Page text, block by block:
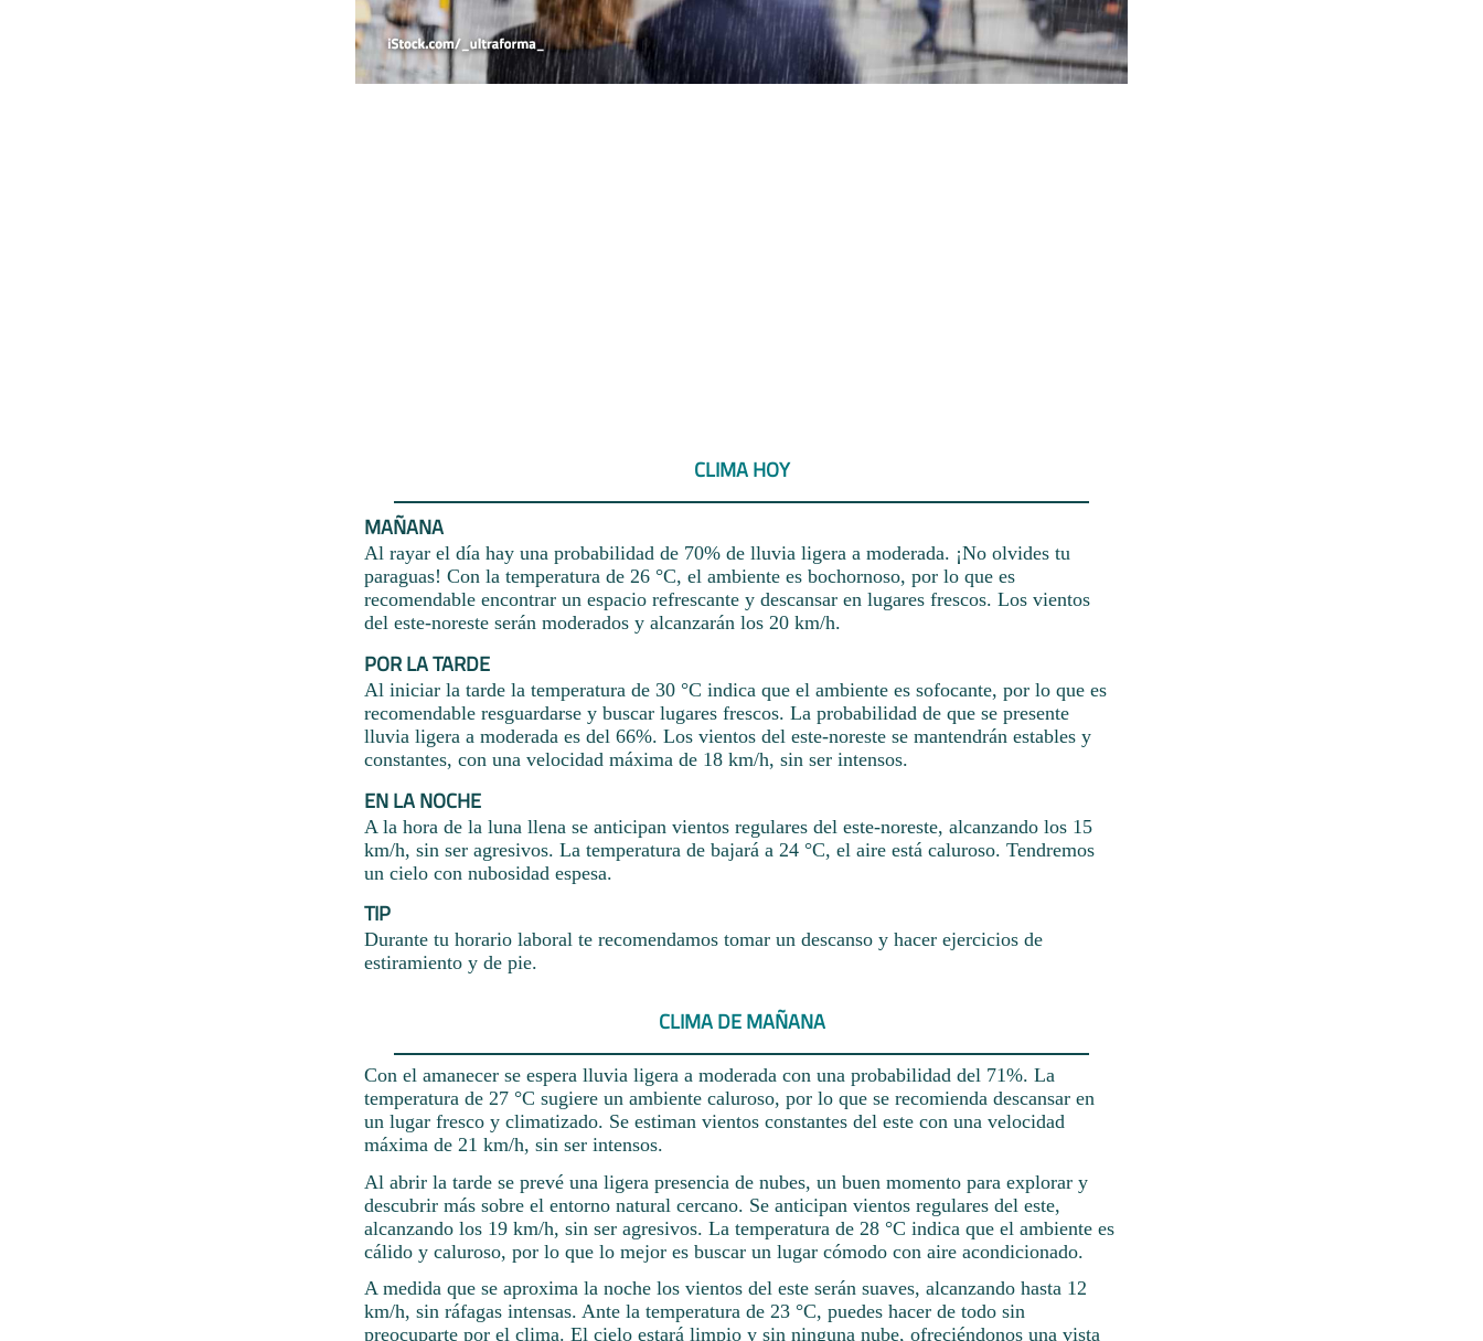
CLIMA HOY
MAÑANA
Al rayar el día hay una probabilidad de 70% de lluvia ligera a moderada. ¡No olvides tu
paraguas! Con la temperatura de 26 °C, el ambiente es bochornoso, por lo que es
recomendable encontrar un espacio refrescante y descansar en lugares frescos. Los vientos
del este-noreste serán moderados y alcanzarán los 20 km/h.
POR LA TARDE
Al iniciar la tarde la temperatura de 30 °C indica que el ambiente es sofocante, por lo que es
recomendable resguardarse y buscar lugares frescos. La probabilidad de que se presente
lluvia ligera a moderada es del 66%. Los vientos del este-noreste se mantendrán estables y
constantes, con una velocidad máxima de 18 km/h, sin ser intensos.
EN LA NOCHE
A la hora de la luna llena se anticipan vientos regulares del este-noreste, alcanzando los 15
km/h, sin ser agresivos. La temperatura de bajará a 24 °C, el aire está caluroso. Tendremos
un cielo con nubosidad espesa.
TIP
Durante tu horario laboral te recomendamos tomar un descanso y hacer ejercicios de
estiramiento y de pie.
CLIMA DE MAÑANA
Con el amanecer se espera lluvia ligera a moderada con una probabilidad del 71%. La
temperatura de 27 °C sugiere un ambiente caluroso, por lo que se recomienda descansar en
un lugar fresco y climatizado. Se estiman vientos constantes del este con una velocidad
máxima de 21 km/h, sin ser intensos.
Al abrir la tarde se prevé una ligera presencia de nubes, un buen momento para explorar y
descubrir más sobre el entorno natural cercano. Se anticipan vientos regulares del este,
alcanzando los 19 km/h, sin ser agresivos. La temperatura de 28 °C indica que el ambiente es
cálido y caluroso, por lo que lo mejor es buscar un lugar cómodo con aire acondicionado.
A medida que se aproxima la noche los vientos del este serán suaves, alcanzando hasta 12
km/h, sin ráfagas intensas. Ante la temperatura de 23 °C, puedes hacer de todo sin
preocuparte por el clima. El cielo estará limpio y sin ninguna nube, ofreciéndonos una vista